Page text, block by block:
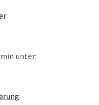
unter: